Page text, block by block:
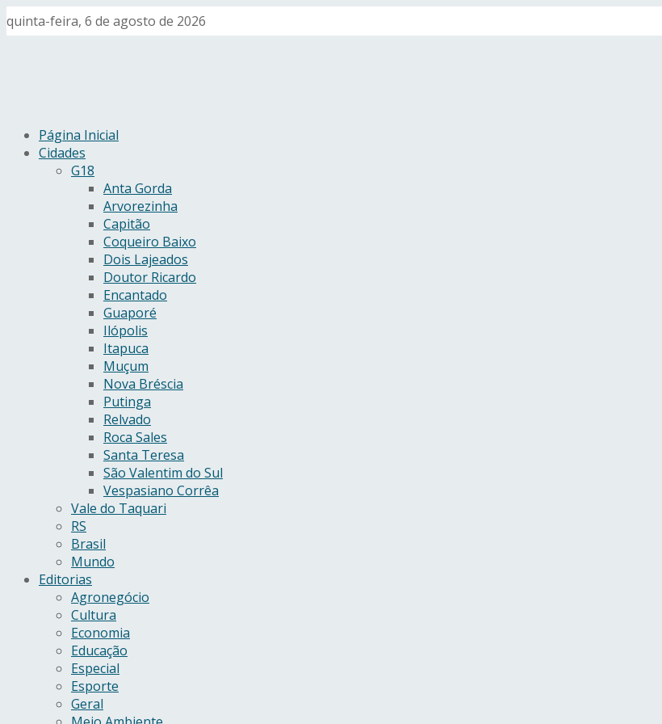
quinta-feira, 6 de agosto de 2026
Página Inicial
Cidades
G18
Anta Gorda
Arvorezinha
Capitão
Coqueiro Baixo
Dois Lajeados
Doutor Ricardo
Encantado
Guaporé
Ilópolis
Itapuca
Muçum
Nova Bréscia
Putinga
Relvado
Roca Sales
Santa Teresa
São Valentim do Sul
Vespasiano Corrêa
Vale do Taquari
RS
Brasil
Mundo
Editorias
Agronegócio
Cultura
Economia
Educação
Especial
Esporte
Geral